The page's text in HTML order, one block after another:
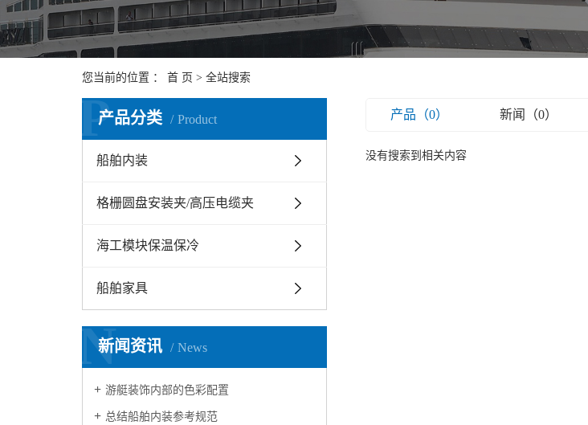
您当前的位置 ： 首 页 > 全站搜索
产品分类 Product
P
船舶内装
格栅圆盘安装夹/高压电缆夹
海工模块保温保冷
船舶家具
新闻资讯 News
N
游艇装饰内部的色彩配置
总结船舶内装参考规范
产品（0） 新闻（0）
没有搜索到相关内容